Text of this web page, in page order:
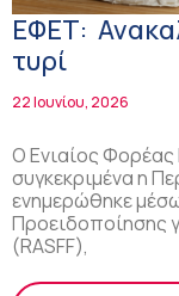
ΕΦΕΤ:
τυρί
22 Ιουνίου, 2026
Ο Ενιαίος
συγκεκριμένα η
ενημερώθηκε
Προειδοποίησης
(RASFF),